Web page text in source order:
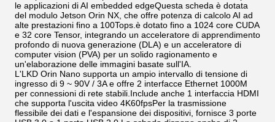
le applicazioni di AI embedded edgeQuesta scheda è dotata
del modulo Jetson Orin NX, che offre potenza di calcolo AI ad
alte prestazioni fino a 100Tops.è dotato fino a 1024 core CUDA
e 32 core Tensor, integrando un acceleratore di apprendimento
profondo di nuova generazione (DLA) e un acceleratore di
computer vision (PVA) per un solido ragionamento e
un'elaborazione delle immagini basate sull'IA.
L'LKD Orin Nano supporta un ampio intervallo di tensione di
ingresso di 9 ~ 90V / 3A e offre 2 interfacce Ethernet 1000M
per connessioni di rete stabili.Include anche 1 interfaccia HDMI
che supporta l'uscita video 4K60fpsPer la trasmissione
flessibile dei dati e l'espansione dei dispositivi, fornisce 3 porte